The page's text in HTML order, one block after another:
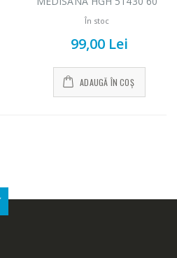
memorii White
În stoc
99,00 Lei
ADAUGĂ ÎN COȘ
carne Bosch ...